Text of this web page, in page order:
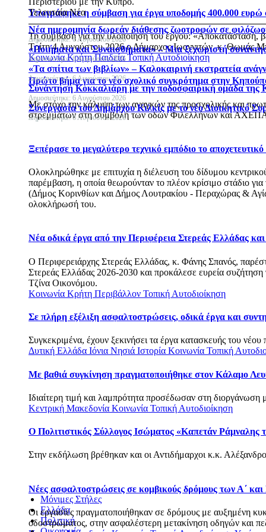
Υπογράφηκε η σύμβαση για έργα υποδομής 400.000
Τη σύμβαση για την υλοποίηση του έργου:
Τρίτη 4 Αυγούστου 2026 ο Δήμαρχος Ιωαννιτών, κ. Θωμάς
ΚοινωνίαΚρήτηΠαιδείαΤοπική Αυτοδιοίκηση
Πρώτο βήμα για το νέο σχολικό συγκρότημα στην
Με στόχο την κάλυψη των αναγκών της προσχολικής και
στρεμμάτων στη συμβολή των οδών Φιλελλήνων και
Ξεπέρασε το μεγαλύτερο τεχνικό εμπόδιο το
Ολοκληρώθηκε με επιτυχία η διέλευση του δίδυμου
παρέμβαση, η οποία θεωρούνταν το πλέον κρίσιμο στάδιο
(Δήμος Κορινθίων και Δήμος Λουτρακίου - Περαχώρας &
ολοκλήρωσή του.
Νέα οδικά έργα από την Περιφέρεια Στερεάς Ελλάδας
Ο Περιφερειάρχης Στερεάς Ελλάδας, κ. Φάνης Σπανός,
Στερεάς Ελλάδας 2026-2030 και προκάλεσε ευρεία συζήτηση
Τζίνα Οικονόμου.
Κοινωνία Κρήτη Περιβάλλον Τοπική Αυτοδιοίκηση
Σε πλήρη εξέλιξη ασφαλτοστρώσεις, οδικά έργα και
Συγκεκριμένα, έχουν ξεκινήσει τα έργα κατασκευής του
Δυτική Ελλάδα Ιόνια Νησιά Ιστορία Κοινωνία Τοπική
Με βαθιά συγκίνηση πραγματοποιήθηκε στον Κάλαμο
Ιδιαίτερη τιμή και λαμπρότητα προσέδωσαν στη διοργάνωση
Κεντρική Μακεδονία Κοινωνία Τοπική Αυτοδιοίκηση
Ο Πολιτιστικός Σύλλογος Ισώματος «Καπετάν Ράμναλης
Στην εκδήλωση βρέθηκαν και οι Αντιδήμαρχοι κ.κ.
Νέες ασφαλτοστρώσεις σε κομβικούς δρόμους των Α΄
Οι εργασίες πραγματοποιήθηκαν σε δρόμους με αυξημένη
οδοστρώματος, στην ασφαλέστερη μετακίνηση οδηγών και
Τελευταία Νέα
Νέα ημερομηνία δωρεάν διάθεσης ζωοτροφών σε
Δημοσιεύτηκε: 6 Αυγούστου 2026
«Ποιήματα και Συναισθήματα» – Μια ξεχωριστή
Δημοσιεύτηκε: 6 Αυγούστου 2026
«Τα σπίτια των βιβλίων» – Καλοκαιρινή εκστρατεία
Δημοσιεύτηκε: 6 Αυγούστου 2026
Συνάντηση Κοκκαλιάρη με την ποδοσφαιρική ομάδα της
Δημοσιεύτηκε: 6 Αυγούστου 2026
Συνεργασία του Δημάρχου Κιλκίς με το νέο Διοικητικό
Δημοσιεύτηκε: 6 Αυγούστου 2026
Μόνιμες Στήλες
Ελλάδα
Πολιτική